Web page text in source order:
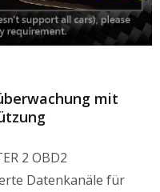
mit
2 OBD2
Datenkanäle für